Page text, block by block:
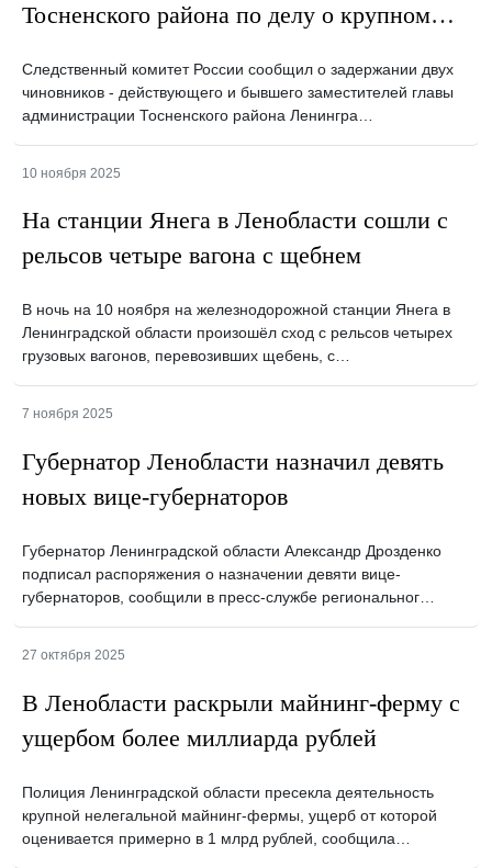
Тосненского района по делу о крупном
Следственный комитет России сообщил о задержании двух
чиновников - действующего и бывшего заместителей главы
администрации Тосненского района Ленингра…
10 ноября 2025
На станции Янега в Ленобласти сошли с
рельсов четыре вагона с щебнем
В ночь на 10 ноября на железнодорожной станции Янега в
Ленинградской области произошёл сход с рельсов четырех
грузовых вагонов, перевозивших щебень, с…
7 ноября 2025
Губернатор Ленобласти назначил девять
новых вице-губернаторов
Губернатор Ленинградской области Александр Дрозденко
подписал распоряжения о назначении девяти вице-
губернаторов, сообщили в пресс-службе региональног…
27 октября 2025
В Ленобласти раскрыли майнинг-ферму с
ущербом более миллиарда рублей
Полиция Ленинградской области пресекла деятельность
крупной нелегальной майнинг-фермы, ущерб от которой
оценивается примерно в 1 млрд рублей, сообщила…